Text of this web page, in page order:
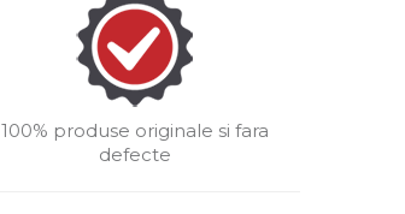
100% produse originale si fara
defecte